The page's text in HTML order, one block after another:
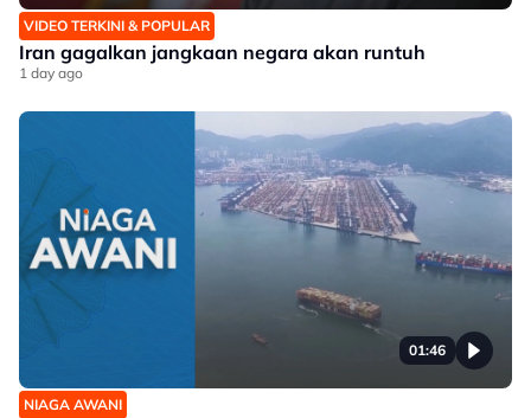
VIDEO TERKINI & POPULAR
Iran gagalkan jangkaan negara akan runtuh
1 day ago
01:46
NIAGA AWANI